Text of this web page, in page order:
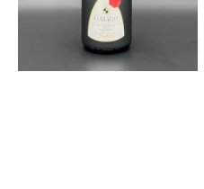
Millesimato
Normalflasche